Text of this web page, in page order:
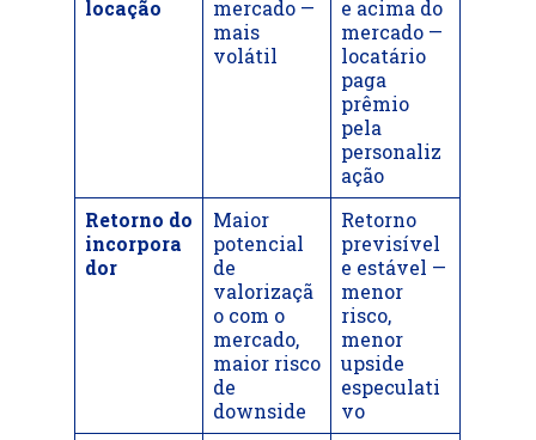
locação
mercado —
mais
volátil
e acima do
mercado —
locatário
paga
prêmio
pela
personaliz
ação
Retorno do
incorpora
dor
Maior
potencial
de
valorizaçã
o com o
mercado,
maior risco
de
downside
Retorno
previsível
e estável —
menor
risco,
menor
upside
especulati
vo